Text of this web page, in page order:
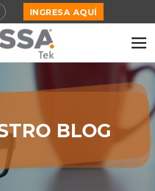
INGRESA AQUÍ
BLOG